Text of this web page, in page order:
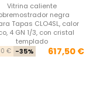
Vitrina caliente
negra
Tapas CLO4SL, calor
4 GN 1/3, con cristal
templado
€ -35% 617,50 €